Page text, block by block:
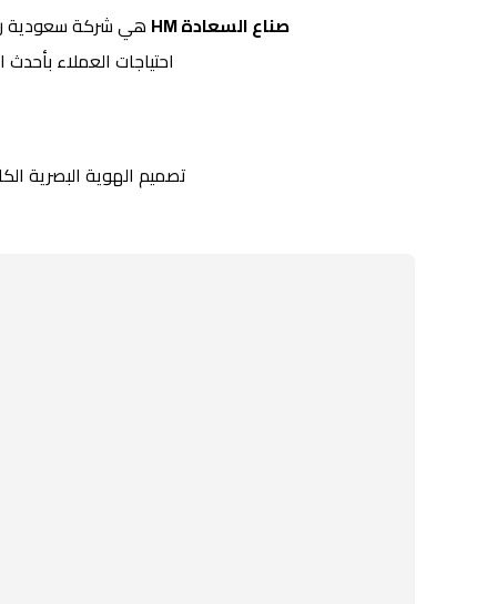
صناع السعادة HM
هي شركة سعودية
احتياجات العملاء
تصميم الهوية البصرية